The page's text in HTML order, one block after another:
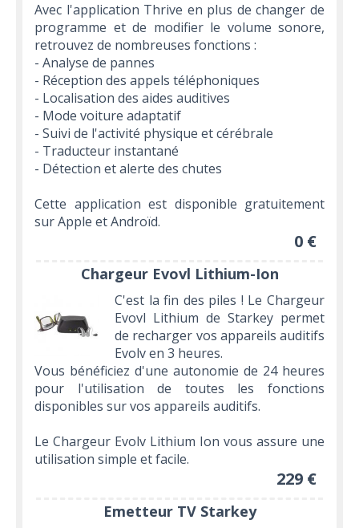
Avec l'application Thrive en plus de changer de
programme et de modifier le volume sonore,
retrouvez de nombreuses fonctions :
- Analyse de pannes
- Réception des appels téléphoniques
- Localisation des aides auditives
- Mode voiture adaptatif
- Suivi de l'activité physique et cérébrale
- Traducteur instantané
- Détection et alerte des chutes
Cette application est disponible gratuitement
sur Apple et Androïd.
0 €
Chargeur Evovl Lithium-Ion
C'est la fin des piles ! Le Chargeur
Evovl Lithium de Starkey permet
de recharger vos appareils auditifs
Evolv en 3 heures.
Vous bénéficiez d'une autonomie de 24 heures
pour l'utilisation de toutes les fonctions
disponibles sur vos appareils auditifs.
Le Chargeur Evolv Lithium Ion vous assure une
utilisation simple et facile.
229 €
Emetteur TV Starkey